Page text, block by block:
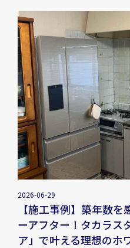
2026-06-29
【施工事例】築年数
ーアフター！タカラス
ア」で叶える理想のホ